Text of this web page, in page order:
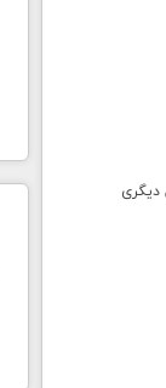
دیگری